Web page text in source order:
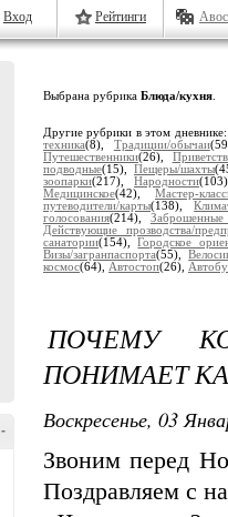
Вход Рейтинги
-
Выбрана рубрика Блюда/кухня
Другие рубрики в этом
техника(8), Традиции/обычаи
Путешественники(26),
подводные(15), Пещеры/шахты
зоопарки(217), Народности
Медицинское(42), Мастер-
путеводители/карты(138),
голосования(214), Заброшенные
Действующие прозводства/
санатории(154),Городское
Визы/загранпаспорта(55),
космос(64), Автостоп(26),
ПОЧЕМУ
ПОНИМАЕТ
Воскресенье, 03
Звоним перед
Поздравляем с